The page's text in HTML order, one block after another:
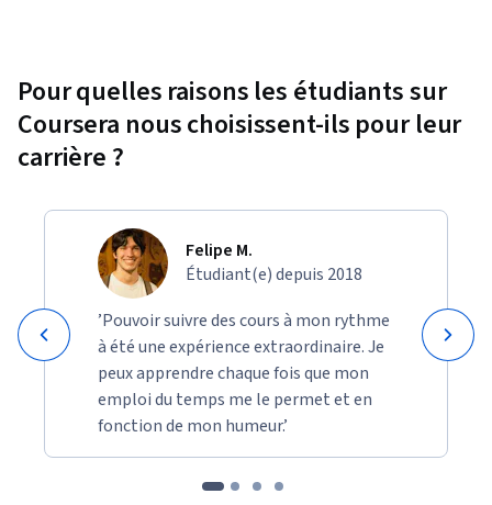
Pour quelles raisons les étudiants sur
Coursera nous choisissent-ils pour leur
carrière ?
Felipe M.
Étudiant(e) depuis 2018
’Pouvoir suivre des cours à mon rythme
à été une expérience extraordinaire. Je
peux apprendre chaque fois que mon
emploi du temps me le permet et en
fonction de mon humeur.’